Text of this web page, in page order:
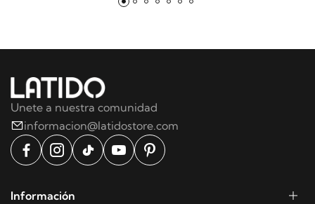
Unete a nuestra comunidad
informacion@latidostore.com
Información